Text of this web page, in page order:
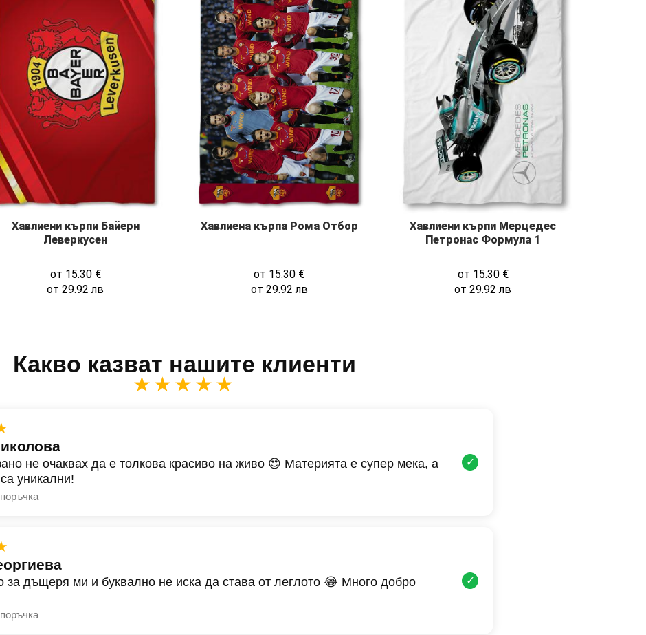
Хавлиени кърпи Байерн
Леверкусен
от 15.30 €
от29.92лв
Хавлиена кърпа Рома Отбор
от 15.30 €
от 29.92лв
Хавлиени кърпи Мерцедес
Петронас Формула 1
от 15.30 €
от29.92лв
Какво казват нашите клиенти
★★★★★
не очаквах да е толкова красиво на живо 😍 Материята е супер мека, а
уникални!
✓
за дъщеря ми и буквално не иска да става от леглото 😂 Много добро
✓